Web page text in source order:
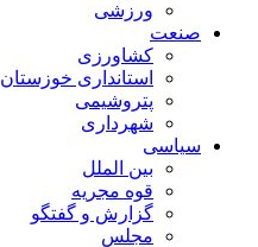
ورزشی
صنعت
کشاورزی
استانداری خوزستان
پتروشیمی
شهرداری
سیاسی
بین الملل
قوه مجریه
گزارش و گفتگو
مجلس